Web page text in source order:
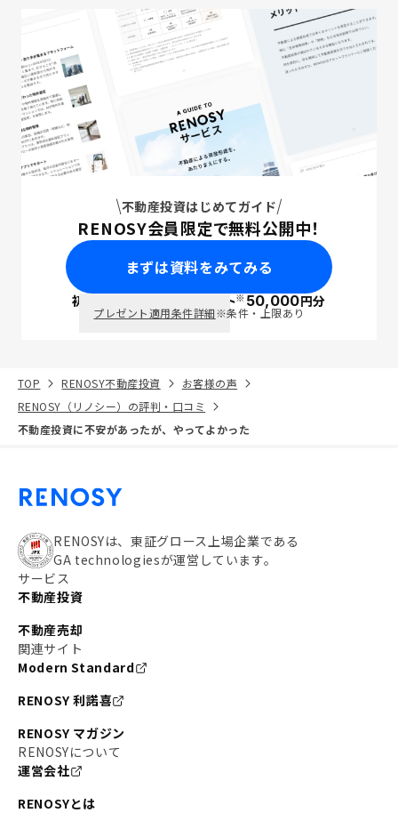
不動産投資はじめてガイド
RENOSY会員限定で無料公開中！
まずは資料をみてみる
初回面談で ポイント※50,000円分
プレゼント適用条件詳細※条件・上限あり
TOP RENOSY不動産投資
お客様の声
RENOSY（リノシー）の評判・口コミ
不動産投資に不安があったが、やってよかった
RENOSYは、東証グロース上場企業である
GA technologiesが運営しています。
サービス
不動産投資
不動産売却
関連サイト
Modern Standard
RENOSY 利諾喜
RENOSY マガジン
RENOSYについて
運営会社
RENOSYとは